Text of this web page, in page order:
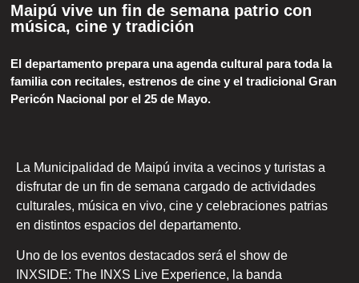
Maipú vive un fin de semana patrio con
música, cine y tradición
El departamento prepara una agenda cultural para toda la
familia con recitales, estrenos de cine y el tradicional Gran
Pericón Nacional por el 25 de Mayo.
La Municipalidad de Maipú invita a vecinos y turistas a
disfrutar de un fin de semana cargado de actividades
culturales, música en vivo, cine y celebraciones patrias
en distintos espacios del departamento.
Uno de los eventos destacados será el show de
INXSIDE: The INXS Live Experience, la banda